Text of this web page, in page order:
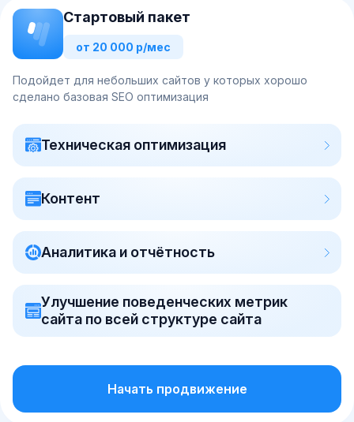
Стартовый пакет
от 20 000 р/мес
Подойдет для небольших сайтов у которых хорошо
сделано базовая SEO оптимизация
Техническая оптимизация
Контент
Аналитика и отчётность
Улучшение поведенческих метрик
сайта по всей структуре сайта
Начать продвижение